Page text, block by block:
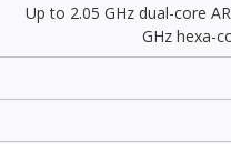
Up to 2.05 GHz dual-core
GHz hexa-